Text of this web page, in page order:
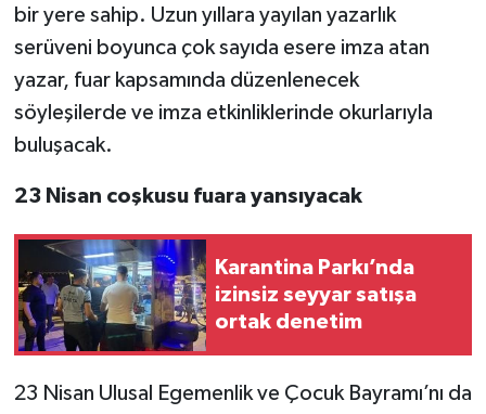
bir yere sahip. Uzun yıllara yayılan yazarlık
serüveni boyunca çok sayıda esere imza atan
yazar, fuar kapsamında düzenlenecek
söyleşilerde ve imza etkinliklerinde okurlarıyla
buluşacak.
23 Nisan coşkusu fuara yansıyacak
Karantina Parkı’nda
izinsiz seyyar satışa
ortak denetim
23 Nisan Ulusal Egemenlik ve Çocuk Bayramı’nı da